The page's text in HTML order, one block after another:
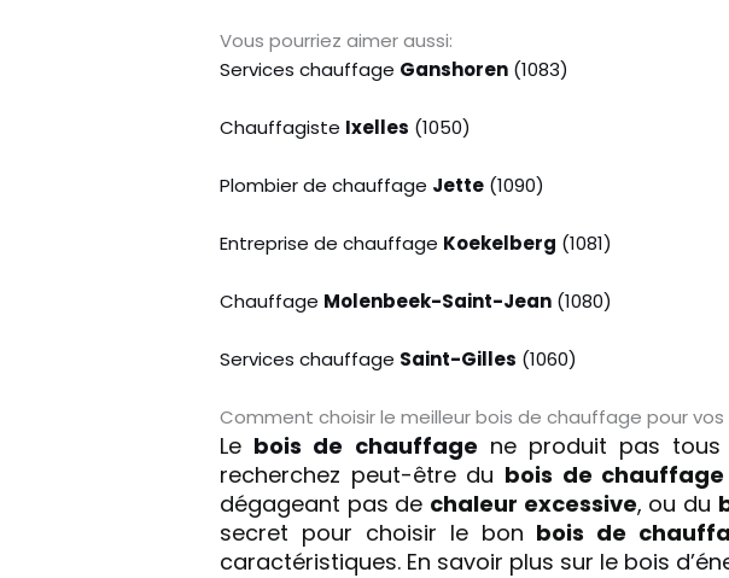
Vous pourriez aimer aussi:
Services chauffage Ganshoren (1083)
Chauffagiste Ixelles (1050)
Plombier de chauffage Jette (1090)
Entreprise de chauffage Koekelberg (1081)
Chauffage Molenbeek-Saint-Jean (1080)
Services chauffage Saint-Gilles (1060)
Comment choisir le meilleur bois de chauffage pour vos
Le bois de chauffage ne produit pas tous
recherchez peut-être du bois de chauffage
dégageant pas de chaleur excessive, ou du
secret pour choisir le bon bois de
caractéristiques. En savoir plus sur le bois